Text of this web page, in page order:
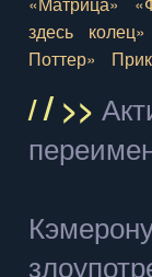
здесь
колец»
Поттер»
// >>